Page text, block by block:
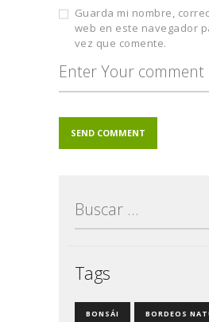
Guarda mi nombre,
web en este navegador
vez que comente.
Tags
BONSÁI BORDEOS